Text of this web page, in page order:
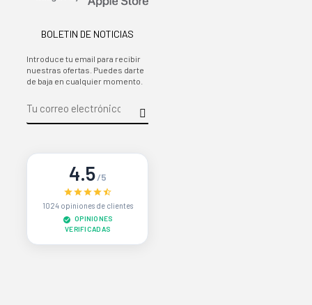
BOLETIN DE NOTICIAS
Introduce tu email para recibir
nuestras ofertas. Puedes darte
de baja en cualquier momento.
4.5/5
1024 opiniones de clientes
OPINIONES
VERIFICADAS